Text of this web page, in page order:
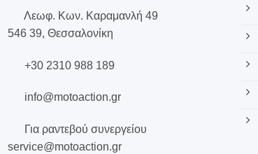
Λεωφ. Κων. Καραμανλή 49
546 39, Θεσσαλονίκη
+30 2310 988 189
info@motoaction.gr
Για ραντεβού συνεργείου
service@motoaction.gr